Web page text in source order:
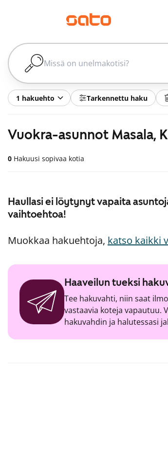
1 hakuehto Tarkennettu haku
Vuokra-asunnot Masala,
0 Hakuusi sopivaa kotia
Haullasi ei löytynyt vapaita
vaihtoehtoa!
Muokkaa hakuehtoja, katso kaikki
Haaveilun tueksi
Tee hakuvahti, niin saat
vastaavia koteja vapautuu.
hakuvahdin ja halutessasi